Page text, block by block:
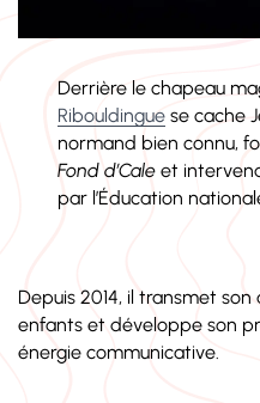
Derrière le chapeau
Ribouldingue se cache
normand bien connu,
Fond d’Cale et
par l’Éducation
Depuis 2014, il transmet
enfants et développe son
énergie communicative.